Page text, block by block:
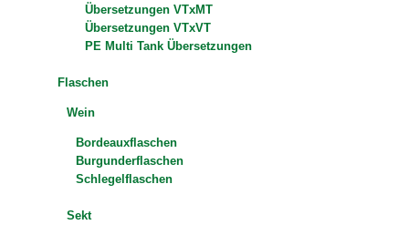
Übersetzungen VTxMT
Übersetzungen VTxVT
PE Multi Tank Übersetzungen
Flaschen
Wein
Bordeauxflaschen
Burgunderflaschen
Schlegelflaschen
Sekt